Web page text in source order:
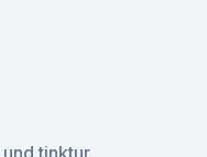
tinktur